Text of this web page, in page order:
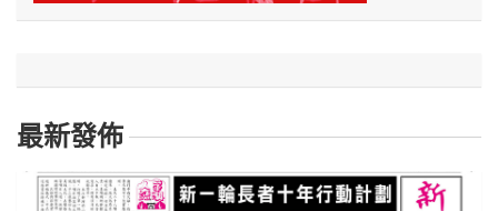
最新發佈